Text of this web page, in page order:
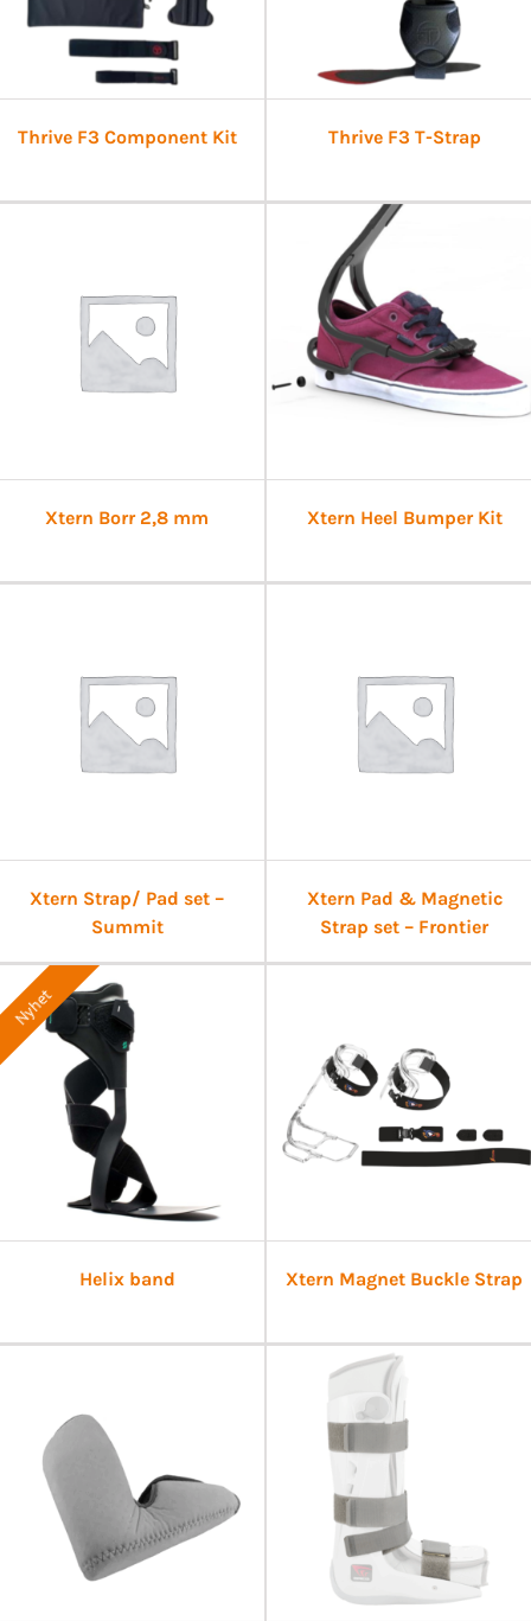
Thrive F3 Component Kit Thrive F3 T-Strap
Xtern Borr 2,8 mm Xtern Heel Bumper Kit
Xtern Strap/ Pad set –
Summit
Xtern Pad & Magnetic
Strap set – Frontier
Nyhet
Helix band Xtern Magnet Buckle Strap